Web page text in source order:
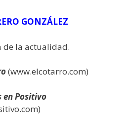
GONZÁLEZ
de la actualidad.
(www.elcotarro.com)
en Positivo